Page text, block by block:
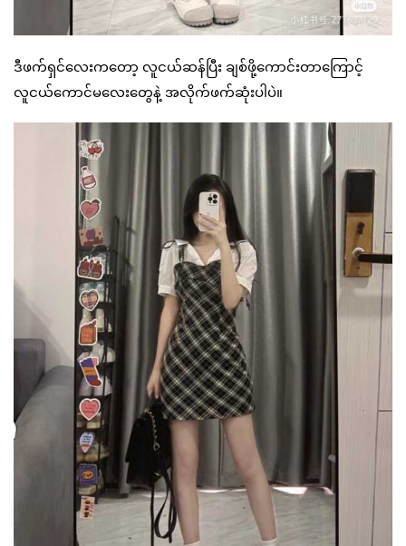
ဒီဖက်ရှင်လေးကတော့ လူငယ်ဆန်ပြီး ချစ်ဖို့ကောင်းတာကြောင့်
လူငယ်ကောင်မလေးတွေနဲ့ အလိုက်ဖက်ဆုံးပါပဲ။